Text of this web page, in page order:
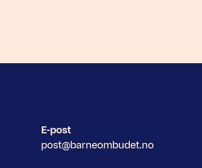
E-post
post@barneombudet.no